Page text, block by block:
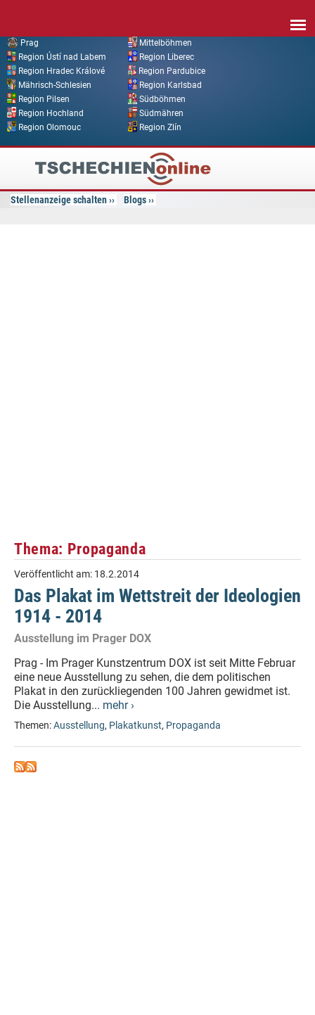
Prag
Mittelböhmen
Region Ústí nad Labem
Region Liberec
Region Hradec Králové
Region Pardubice
Mährisch-Schlesien
Region Karlsbad
Region Pilsen
Südböhmen
Region Hochland
Südmähren
Region Olomouc
Region Zlín
Tschechien
Online
Stellenanzeige schalten Blogs
Thema: Propaganda
Veröffentlicht am: 18.2.2014
Das Plakat im Wettstreit der Ideologien
1914 - 2014
Ausstellung im Prager DOX
Prag - Im Prager Kunstzentrum DOX ist seit Mitte Februar
eine neue Ausstellung zu sehen, die dem politischen
Plakat in den zurückliegenden 100 Jahren gewidmet ist.
Die Ausstellung... mehr ›
Themen:Ausstellung, Plakatkunst, Propaganda